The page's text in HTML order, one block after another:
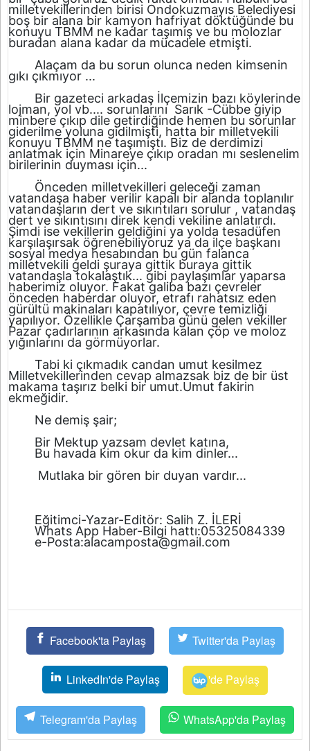
milletvekillerinden birisi Ondokuzmayıs Belediyesi
boş bir alana bir kamyon hafriyat döktüğünde bu
konuyu TBMM ne kadar taşımış ve bu molozlar
buradan alana kadar da mücadele etmişti.
Alaçam da bu sorun olunca neden kimsenin
gıkı çıkmıyor ...
Bir gazeteci arkadaş İlçemizin bazı köylerinde
lojman, yol vb.... sorunlarını Sarık -Cübbe giyip
minbere çıkıp dile getirdiğinde hemen bu sorunlar
giderilme yoluna gidilmişti, hatta bir milletvekili
konuyu TBMM ne taşımıştı. Biz de derdimizi
anlatmak için Minareye çıkıp oradan mı seslenelim
birilerinin duyması için...
Önceden milletvekilleri geleceği zaman
vatandaşa haber verilir kapalı bir alanda toplanılır
vatandaşların dert ve sıkıntıları sorulur , vatandaş
dert ve sıkıntısını direk kendi vekiline anlatırdı.
Şimdi ise vekillerin geldiğini ya yolda tesadüfen
karşılaşırsak öğrenebiliyoruz ya da ilçe başkanı
sosyal medya hesabından bu gün falanca
milletvekili geldi şuraya gittik buraya gittik
vatandaşla tokalaştık... gibi paylaşımlar yaparsa
haberimiz oluyor. Fakat galiba bazı çevreler
önceden haberdar oluyor, etrafı rahatsız eden
gürültü makinaları kapatılıyor, çevre temizliği
yapılıyor. Özellikle Çarşamba günü gelen vekiller
Pazar çadırlarının arkasında kalan çöp ve moloz
yığınlarını da görmüyorlar.
Tabi ki çıkmadık candan umut kesilmez
Milletvekillerinden cevap almazsak biz de bir üst
makama taşırız belki bir umut.Umut fakirin
ekmeğidir.
Ne demiş şair;
Bir Mektup yazsam devlet katına,
Bu havada kim okur da kim dinler...
Mutlaka bir gören bir duyan vardır...
Eğitimci-Yazar-Editör: Salih Z. İLERİ
Whats App Haber-Bilgi hattı:05325084339
e-Posta:alacamposta@gmail.com
Facebook'ta Paylaş Twitter'da Paylaş
LinkedIn'de Paylaş 'de Paylaş
Telegram'da Paylaş WhatsApp'da Paylaş